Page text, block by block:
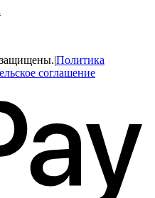
|Политика
соглашение